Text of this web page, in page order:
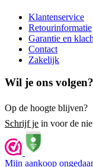
Klantenservice
Retourinformatie
Garantie en
Contact
Zakelijk
Wil je ons volgen?
Op de hoogte blijven?
Schrijf je in voor de
Mijn aankoop